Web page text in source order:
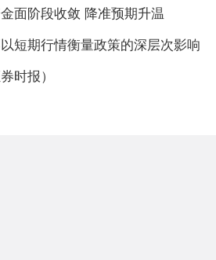
面阶段收敛 降准预期升温
短期行情衡量政策的深层次影响
时报）